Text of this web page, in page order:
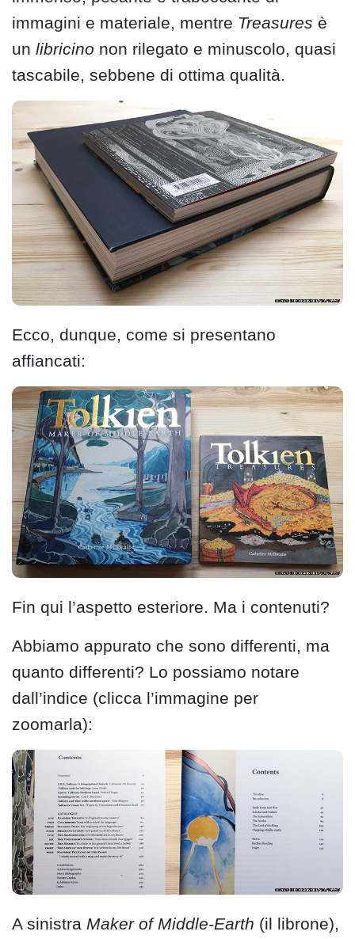
immagini e materiale, mentre Treasures è
un libricino non rilegato e minuscolo, quasi
tascabile, sebbene di ottima qualità.
Ecco, dunque, come si presentano
affiancati:
Fin qui l’aspetto esteriore. Ma i contenuti?
Abbiamo appurato che sono differenti, ma
quanto differenti? Lo possiamo notare
dall’indice (clicca l’immagine per
zoomarla):
A sinistra Maker of Middle-Earth (il librone),